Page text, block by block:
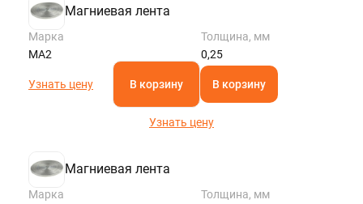
Магниевая лента
Марка
МА2
Толщина, мм
0,25
Узнать цену В корзину В корзину
Узнать цену
Магниевая лента
Марка
Толщина, мм